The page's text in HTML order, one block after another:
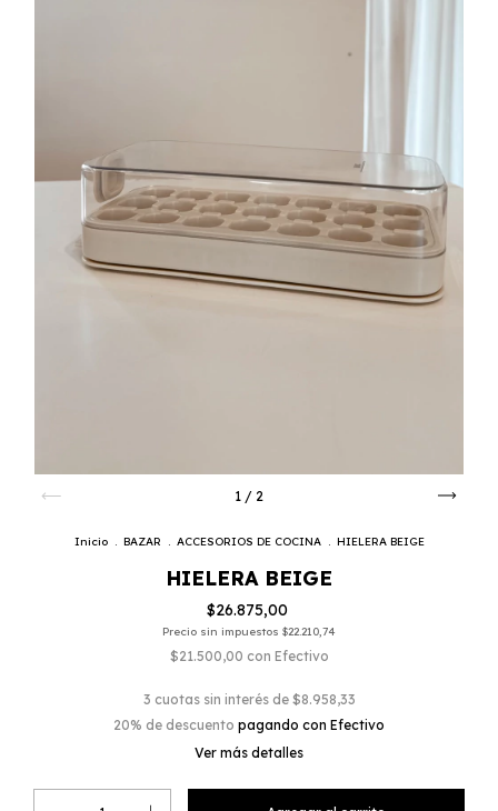
1 / 2
Inicio . BAZAR . ACCESORIOS DE COCINA . HIELERA BEIGE
HIELERA BEIGE
$26.875,00
Precio sin impuestos $22.210,74
$21.500,00 con Efectivo
3 cuotas sin interés de $8.958,33
20% de descuento pagando con Efectivo
Ver más detalles